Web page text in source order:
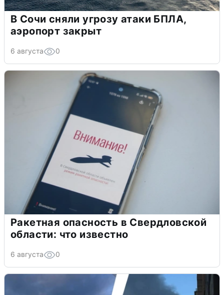
В Сочи сняли угрозу атаки БПЛА,
аэропорт закрыт
6 августа 0
Ракетная опасность в Свердловской
области: что известно
6 августа 0